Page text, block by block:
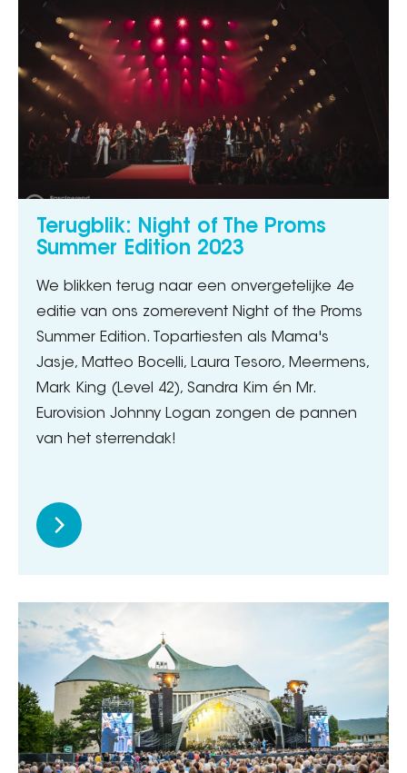
Terugblik: Night of The Proms
Summer Edition 2023
We blikken terug naar een onvergetelijke 4e
editie van ons zomerevent Night of the Proms
Summer Edition. Topartiesten als Mama's
Jasje, Matteo Bocelli, Laura Tesoro, Meermens,
Mark King (Level 42), Sandra Kim én Mr.
Eurovision Johnny Logan zongen de pannen
van het sterrendak!